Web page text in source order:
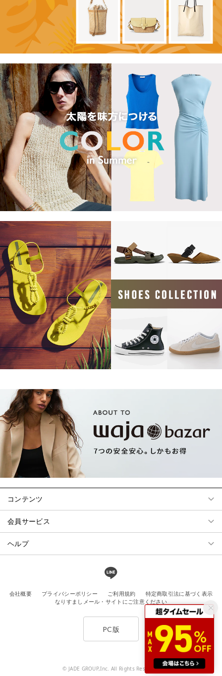
コンテンツ
会員サービス
ヘルプ
会社概要 プライバシーポリシー ご利用規約
特定商取引法に基づく表示
なりすましメール・サイトにご注意ください
PC版
© JADE GROUP,Inc. All Rights Reserved